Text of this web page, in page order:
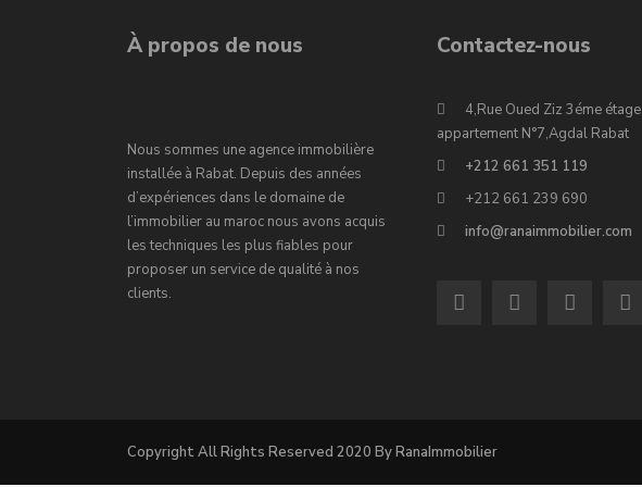
À propos de nous
Nous sommes une agence immobilière
installée à Rabat. Depuis des années
d’expériences dans le domaine de
l’immobilier au maroc nous avons acquis
les techniques les plus fiables pour
proposer un service de qualité à nos
clients.
Contactez-nous
4,Rue Oued Ziz 3éme étage
appartement N°7,Agdal Rabat
+212 661 351 119
+212 661 239 690
info@ranaimmobilier.com
Copyright All Rights Reserved 2020 By RanaImmobilier